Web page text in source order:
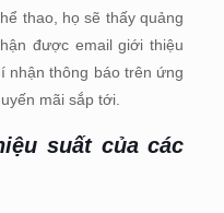
thao, họ sẽ thấy quảng
được email giới thiệu
nhận thông báo trên ứng
mãi sắp tới.
suất của các